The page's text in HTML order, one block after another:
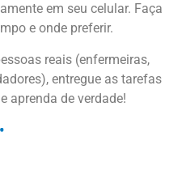
em seu celular. Faça
e onde preferir.
reais (enfermeiras,
entregue as tarefas
aprenda de verdade!